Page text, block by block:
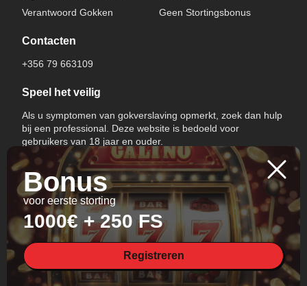
Bonus
voor eerste storting
1000€ + 250 FS
Registreren
Verantwoord Gokken
Geen Stortingsbonus
Contacten
+356 79 663109
Speel het veilig
Als u symptomen van gokverslaving opmerkt, zoek dan hulp
bij een professional. Deze website is bedoeld voor
gebruikers van 18 jaar en ouder.
All Rights Reserved.
Taal wisselen